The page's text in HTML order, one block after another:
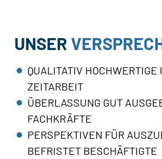
UNSER
QUALITATIV HOCHWERTIGE
ZEITARBEIT
ÜBERLASSUNG GUT
FACHKRÄFTE
PERSPEKTIVEN FÜR
BEFRISTET BESCHÄFTIGTE